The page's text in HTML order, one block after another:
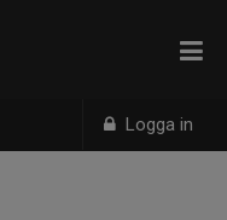
Logga in